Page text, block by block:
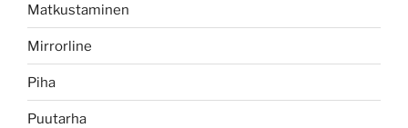
Matkustaminen
Mirrorline
Piha
Puutarha